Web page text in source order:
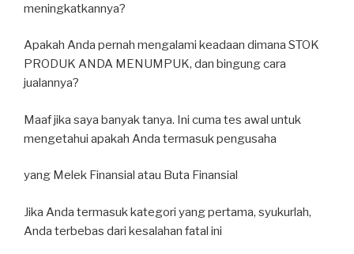
meningkatkannya?
Apakah Anda pernah mengalami keadaan dimana STOK
PRODUK ANDA MENUMPUK, dan bingung cara
jualannya?
Maaf jika saya banyak tanya. Ini cuma tes awal untuk
mengetahui apakah Anda termasuk pengusaha
yang Melek Finansial atau Buta Finansial
Jika Anda termasuk kategori yang pertama, syukurlah,
Anda terbebas dari kesalahan fatal ini